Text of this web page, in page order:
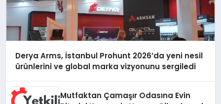
Derya Arms, İstanbul Prohunt 2026’da yeni nesil
ürünlerini ve global marka vizyonunu sergiledi
Mutfaktan Çamaşır Odasına Evin